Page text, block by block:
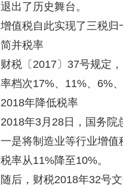
退出了历史舞台。
增值税自此实现了三税归
简并税率
财税〔2017〕37号规定
率档次17%、11%、6%、
2018年降低税率
2018年3月28日，国务院
一是将制造业等行业增
税率从11%降至10%。
随后，财税2018年32号